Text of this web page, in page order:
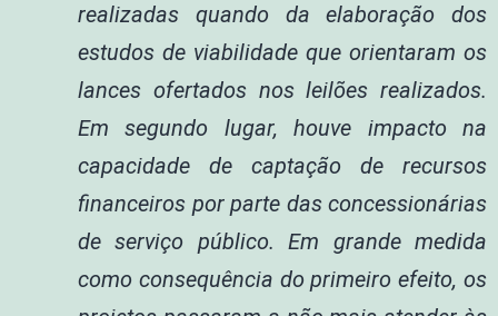
realizadas quando da elaboração dos
estudos de viabilidade que orientaram os
lances ofertados nos leilões realizados.
Em segundo lugar, houve impacto na
capacidade de captação de recursos
financeiros por parte das concessionárias
de serviço público. Em grande medida
como consequência do primeiro efeito, os